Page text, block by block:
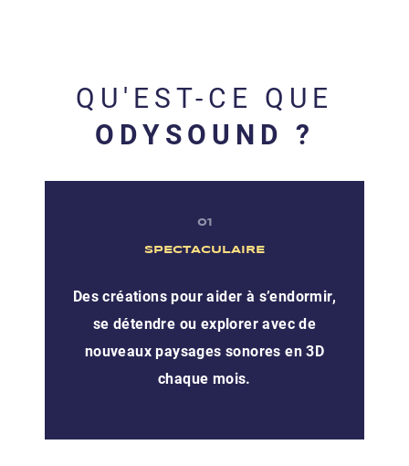
QU'EST-CE QUE
ODYSOUND ?
01
SPECTACULAIRE
Des créations pour aider à s’endormir,
se détendre ou explorer avec de
nouveaux paysages sonores en 3D
chaque mois.